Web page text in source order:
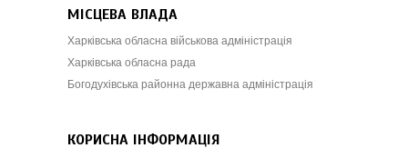
МІСЦЕВА ВЛАДА
Харківська обласна військова адміністрація
Харківська обласна рада
Богодухівська районна державна адміністрація
КОРИСНА ІНФОРМАЦІЯ